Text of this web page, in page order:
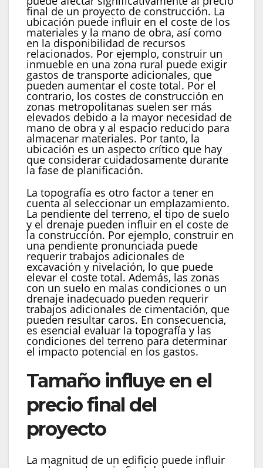
final de un proyecto de construcción. La
ubicación puede influir en el coste de los
materiales y la mano de obra, así como
en la disponibilidad de recursos
relacionados. Por ejemplo, construir un
inmueble en una zona rural puede exigir
gastos de transporte adicionales, que
pueden aumentar el coste total. Por el
contrario, los costes de construcción en
zonas metropolitanas suelen ser más
elevados debido a la mayor necesidad de
mano de obra y al espacio reducido para
almacenar materiales. Por tanto, la
ubicación es un aspecto crítico que hay
que considerar cuidadosamente durante
la fase de planificación.
La topografía es otro factor a tener en
cuenta al seleccionar un emplazamiento.
La pendiente del terreno, el tipo de suelo
y el drenaje pueden influir en el coste de
la construcción. Por ejemplo, construir en
una pendiente pronunciada puede
requerir trabajos adicionales de
excavación y nivelación, lo que puede
elevar el coste total. Además, las zonas
con un suelo en malas condiciones o un
drenaje inadecuado pueden requerir
trabajos adicionales de cimentación, que
pueden resultar caros. En consecuencia,
es esencial evaluar la topografía y las
condiciones del terreno para determinar
el impacto potencial en los gastos.
Tamaño influye en el
precio final del
proyecto
La magnitud de un edificio puede influir